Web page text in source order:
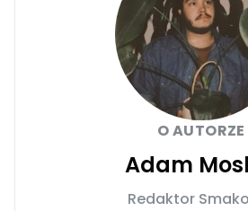
O AUTORZE
Adam
Redaktor